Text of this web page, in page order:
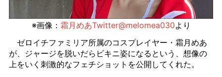
※画像： 霜月めあTwitter@melomea030より
ゼロイチファミリア所属のコスプレイヤー・霜月めあ
が、ジャージを脱いだらビキニ姿になるという、想像の
上をいく刺激的なフェチショットを公開してくれた。